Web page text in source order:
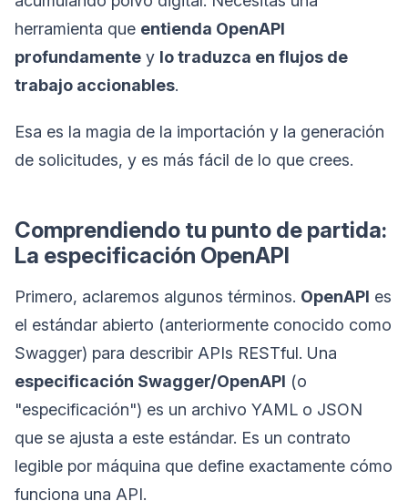
herramienta que entienda OpenAPI
profundamente y lo traduzca en flujos de
trabajo accionables.
Esa es la magia de la importación y la generación
de solicitudes, y es más fácil de lo que crees.
Comprendiendo tu punto de partida:
La especificación OpenAPI
Primero, aclaremos algunos términos. OpenAPI es
el estándar abierto (anteriormente conocido como
Swagger) para describir APIs RESTful. Una
especificación Swagger/OpenAPI (o
"especificación") es un archivo YAML o JSON
que se ajusta a este estándar. Es un contrato
legible por máquina que define exactamente cómo
funciona una API.